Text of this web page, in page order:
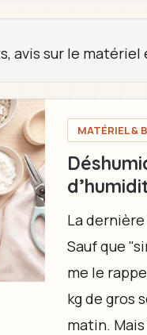
sur le matériel
MATÉRIEL &
La
Sauf que
me le
kg de gros
matin.